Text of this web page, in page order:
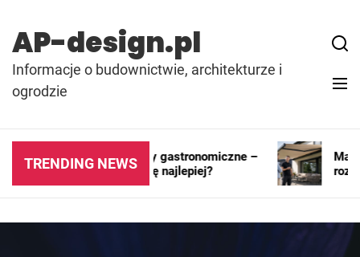
content
AP-design.pl
Informacje o budownictwie, architekturze i
ogrodzie
TRENDING NEWS
Kontenery i pawilony gastronomiczne –
gdzie sprawdzają się najlepiej?